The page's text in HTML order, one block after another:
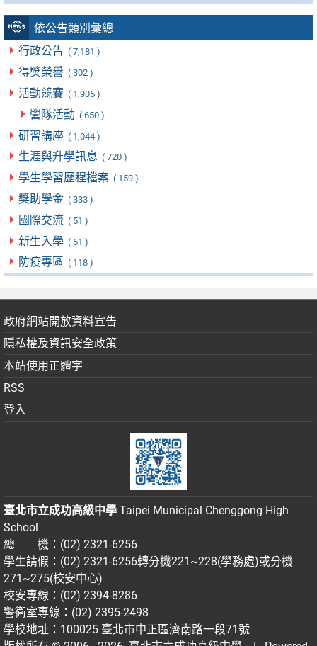
依公告類別彙總
行政公告 ( 7,181 )
得獎榮譽 ( 302 )
活動競賽 ( 1,905 )
營隊活動 ( 650 )
研習講座 ( 1,044 )
生涯與升學訊息 ( 720 )
學生學習歷程檔案 ( 159 )
獎助學金 ( 333 )
國際交流 ( 51 )
新生入學 ( 51 )
防疫專區 ( 118 )
政府網站開放資料宣告
隱私權及資訊安全政策
本站使用正體字
RSS
登入
臺北市立成功高級中學 Taipei Municipal Chenggong High
School
總 機：(02) 2321-6256
學生請假：(02) 2321-6256轉分機221~228(學務處)或分機
271~275(校安中心)
校安專線：(02) 2394-8286
警衛室專線：(02) 2395-2498
學校地址：100025 臺北市中正區濟南路一段71號